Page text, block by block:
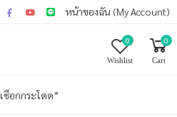
หน้าของฉัน (My Account)
0
Wishlist
0
Cart
ชือกกระโดด”